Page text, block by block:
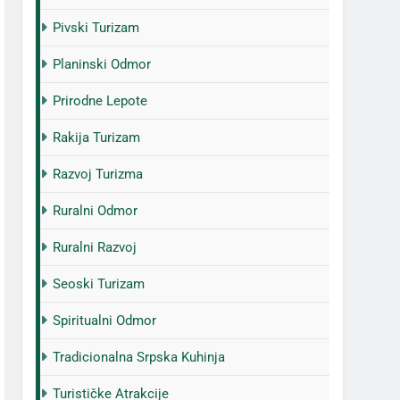
Pivski Turizam
Planinski Odmor
Prirodne Lepote
Rakija Turizam
Razvoj Turizma
Ruralni Odmor
Ruralni Razvoj
Seoski Turizam
Spiritualni Odmor
Tradicionalna Srpska Kuhinja
Turističke Atrakcije